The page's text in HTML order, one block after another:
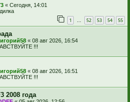
« Сегодня, 14:01
1 … 52 53 54 55
« 08 авг 2026, 16:54
!!!
« 08 авг 2026, 16:51
!!!
2008 года